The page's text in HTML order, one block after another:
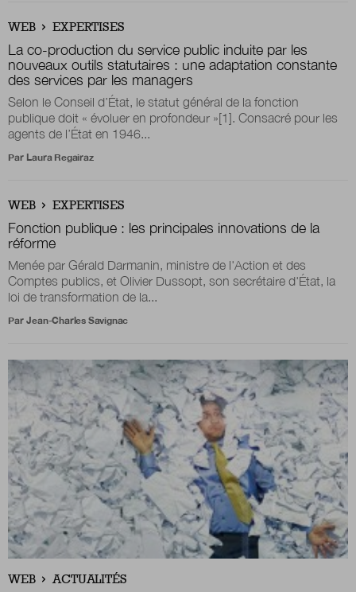
WEB EXPERTISES
La co-production du service public induite par les
nouveaux outils statutaires : une adaptation constante
des services par les managers
Selon le Conseil d’État, le statut général de la fonction
publique doit « évoluer en profondeur »[1]. Consacré pour les
agents de l’État en 1946...
Par Laura Regairaz
WEB EXPERTISES
Fonction publique : les principales innovations de la
réforme
Menée par Gérald Darmanin, ministre de l'Action et des
Comptes publics, et Olivier Dussopt, son secrétaire d'État, la
loi de transformation de la...
Par Jean-Charles Savignac
WEB ACTUALITÉS